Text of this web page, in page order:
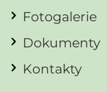
Fotogalerie
Dokumenty
Kontakty